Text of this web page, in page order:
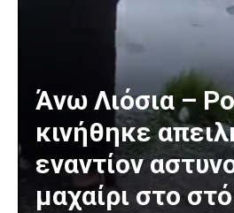
Άνω Λιόσια –
κινήθηκε
εναντίον
μαχαίρι στο